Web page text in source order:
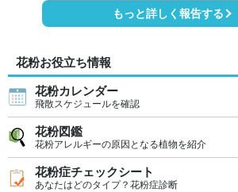
もっと詳しく報告する
花粉お役立ち情報
花粉カレンダー
飛散スケジュールを確認
花粉図鑑
花粉アレルギーの原因となる植物を紹介
花粉症チェックシート
あなたはどのタイプ？花粉症診断